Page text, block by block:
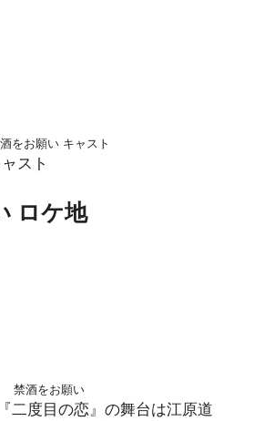
をお願い キャスト
スト
ロケ地
禁酒をお願い
二度目の恋』の舞台は江原道